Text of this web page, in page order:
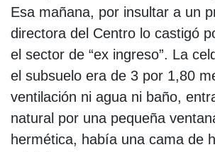
Esa mañana, por insultar a un
directora del Centro lo castigó
el sector de “ex ingreso”. La
el subsuelo era de 3 por 1,80
ventilación ni agua ni baño,
natural por una pequeña
hermética, había una cama de